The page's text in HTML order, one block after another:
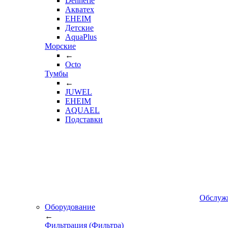
Акватех
EHEIM
Детские
AquaPlus
Морские
←
Octo
Тумбы
←
JUWEL
EHEIM
AQUAEL
Подставки
Оборудование
←
Фильтрация (Фильтра)